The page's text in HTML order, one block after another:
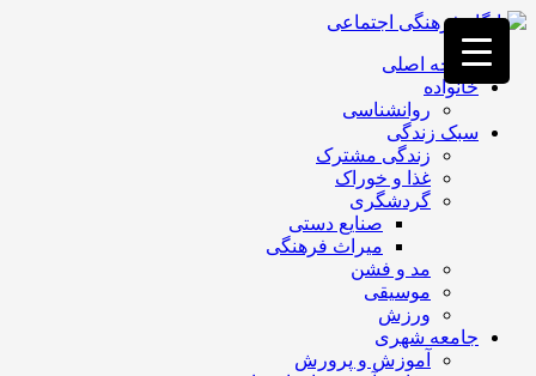
فصد
خون
غرب
تهران
خشکشویی
تصفیه
تهران
صفحه اصلی
خانواده
روانشناسی
سبک زندگی
زندگی مشترک
غذا و خوراک
گردشگری
صنایع دستی
میراث فرهنگی
مد و فشن
موسیقی
ورزش
جامعه شهری
آموزش و پرورش